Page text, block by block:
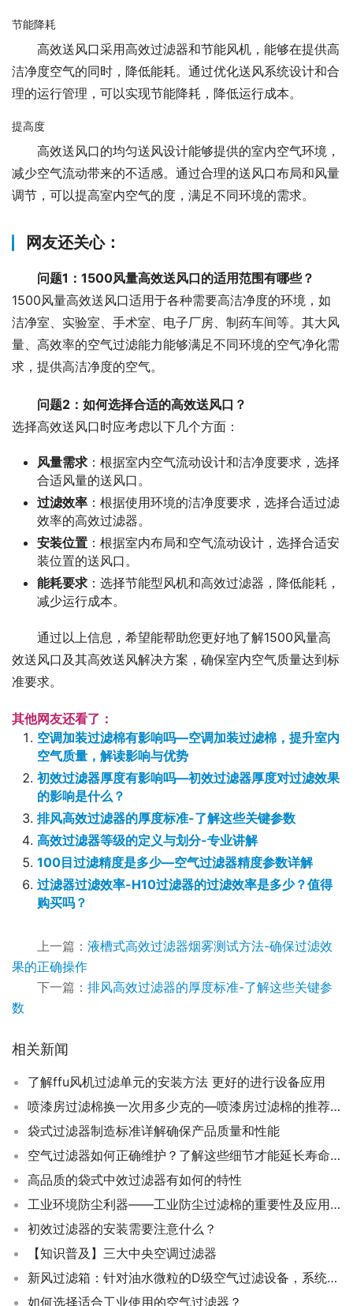
节能降耗
高效送风口采用高效过滤器和节能风机，能够在提供高
洁净度空气的同时，降低能耗。通过优化送风系统设计和合
理的运行管理，可以实现节能降耗，降低运行成本。
提高度
高效送风口的均匀送风设计能够提供的室内空气环境，
减少空气流动带来的不适感。通过合理的送风口布局和风量
调节，可以提高室内空气的度，满足不同环境的需求。
网友还关心：
问题1：1500风量高效送风口的适用范围有哪些？
1500风量高效送风口适用于各种需要高洁净度的环境，如
洁净室、实验室、手术室、电子厂房、制药车间等。其大风
量、高效率的空气过滤能力能够满足不同环境的空气净化需
求，提供高洁净度的空气。
问题2：如何选择合适的高效送风口？
选择高效送风口时应考虑以下几个方面：
风量需求 ：根据室内空气流动设计和洁净度要求，选择
合适风量的送风口。
过滤效率 ：根据使用环境的洁净度要求，选择合适过滤
效率的高效过滤器。
安装位置 ：根据室内布局和空气流动设计，选择合适安
装位置的送风口。
能耗要求 ：选择节能型风机和高效过滤器，降低能耗，
减少运行成本。
通过以上信息，希望能帮助您更好地了解1500风量高
效送风口及其高效送风解决方案，确保室内空气质量达到标
准要求。
其他网友还看了：
空调加装过滤棉有影响吗—空调加装过滤棉，提升室内
空气质量，解读影响与优势
初效过滤器厚度有影响吗—初效过滤器厚度对过滤效果
的影响是什么？
排风高效过滤器的厚度标准-了解这些关键参数
高效过滤器等级的定义与划分-专业讲解
100目过滤精度是多少—空气过滤器精度参数详解
过滤器过滤效率-H10过滤器的过滤效率是多少？值得
购买吗？
上一篇： 液槽式高效过滤器烟雾测试方法-确保过滤效
果的正确操作
下一篇： 排风高效过滤器的厚度标准-了解这些关键参
数
相关新闻
了解ffu风机过滤单元的安装方法 更好的进行设备应用
喷漆房过滤棉换一次用多少克的—喷漆房过滤棉的推荐更换量与实际应用对比
袋式过滤器制造标准详解确保产品质量和性能
空气过滤器如何正确维护？了解这些细节才能延长寿命！
高品质的袋式中效过滤器有如何的特性
工业环境防尘利器——工业防尘过滤棉的重要性及应用场景
初效过滤器的安装需要注意什么？
【知识普及】三大中央空调过滤器
新风过滤箱：针对油水微粒的D级空气过滤设备，系统构成和技术参数介绍
如何选择适合工业使用的空气过滤器？